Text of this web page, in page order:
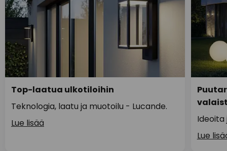
Top-laatua ulkotiloihin
Teknologia, laatu ja muotoilu - Lucande.
Lue lisää
Ideoita
Lue